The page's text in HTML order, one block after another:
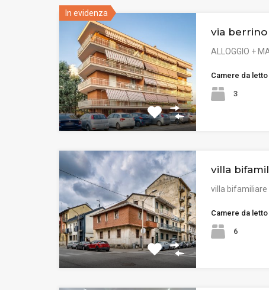
In evidenza
via berrino
ALLOGGIO +
Camere da letto
3
villa
villa bifamiliare
Camere da letto
6